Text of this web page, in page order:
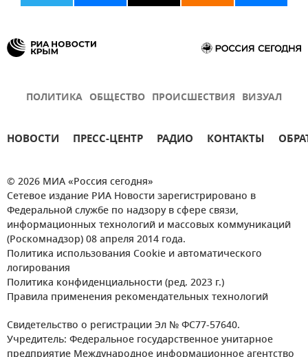
ПОЛИТИКА ОБЩЕСТВО ПРОИСШЕСТВИЯ ВИЗУАЛ
НОВОСТИ ПРЕСС-ЦЕНТР РАДИО КОНТАКТЫ
© 2026 МИА «Россия сегодня»
Сетевое издание РИА Новости зарегистрировано в
Федеральной службе по надзору в сфере связи,
информационных технологий и массовых коммуникаций
(Роскомнадзор) 08 апреля 2014 года.
Политика использования Cookie и автоматического
логирования
Политика конфиденциальности (ред. 2023 г.)
Правила применения рекомендательных технологий
Свидетельство о регистрации Эл № ФС77-57640.
Учредитель: Федеральное государственное унитарное